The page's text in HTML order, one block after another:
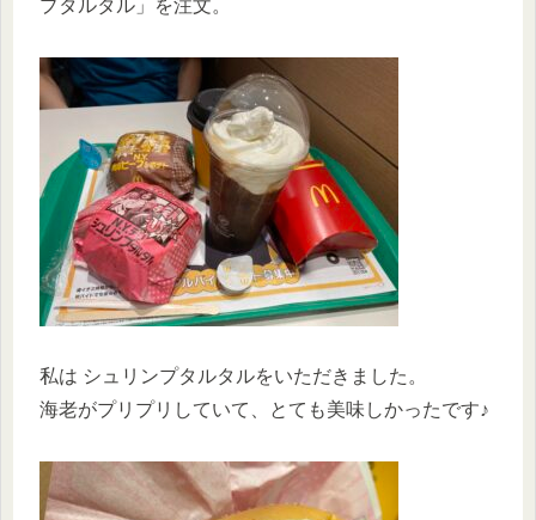
プタルタル」を注文。
私は シュリンプタルタルをいただきました。
海老がプリプリしていて、とても美味しかったです♪